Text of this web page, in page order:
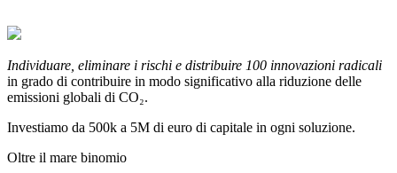
Individuare, eliminare i rischi e distribuire 100 innovazioni radicali
in grado di contribuire in modo significativo alla riduzione delle
emissioni globali di CO₂.
Investiamo da 500k a 5M di euro di capitale in ogni soluzione.
Oltre il mare binomio